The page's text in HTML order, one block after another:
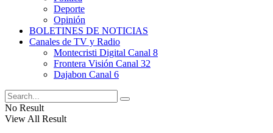
Deporte
Opinión
BOLETINES DE NOTICIAS
Canales de TV y Radio
Montecristi Digital Canal 8
Frontera Visión Canal 32
Dajabon Canal 6
No Result
View All Result